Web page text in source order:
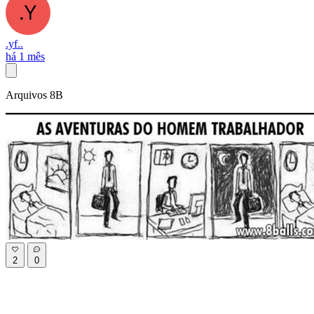
.yf..
há 1 mês
Arquivos 8B
2 0